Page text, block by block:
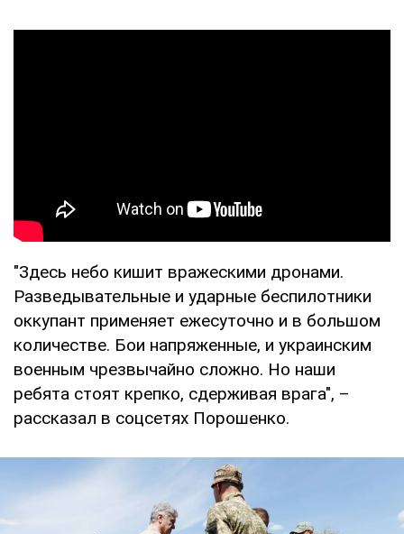
"Здесь небо кишит вражескими дронами.
Разведывательные и ударные беспилотники
оккупант применяет ежесуточно и в большом
количестве. Бои напряженные, и украинским
военным чрезвычайно сложно. Но наши
ребята стоят крепко, сдерживая врага", –
рассказал в соцсетях Порошенко.